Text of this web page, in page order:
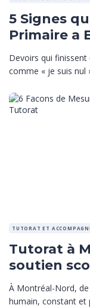
5 Signes
Primaire a
Devoirs qui
comme « je suis nul
TUTORAT ET
Tutorat à
soutien
À Montréal-Nord,
humain, constant et